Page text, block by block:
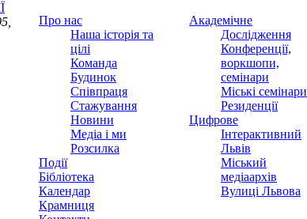
Про нас
Наша історія та
цілі
Команда
Будинок
Співпраця
Стажування
Новини
Медіа і ми
Розсилка
Події
Бібліотека
Календар
Крамниця
Академічне
Дослідження
Конференції,
воркшопи,
семінари
Міські семінари
Резиденції
Цифрове
Інтерактивний
Львів
Міський
медіаархів
Вулиці Львова